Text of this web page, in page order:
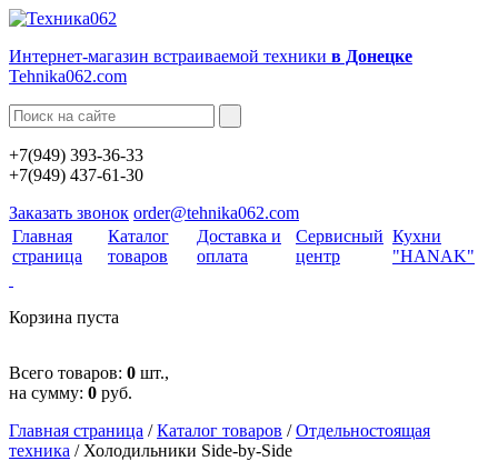
Интернет-магазин встраиваемой техники в Донецке
Tehnika062.com
+7(949) 393-36-33
+7(949) 437-61-30
Заказать звонок order@tehnika062.com
Главная
страница
Каталог
товаров
Доставка и
оплата
Сервисный
центр
Кухни
"HANAK"
Корзина пуста
Всего товаров: 0 шт.,
на сумму: 0 руб.
Главная страница /Каталог товаров /Отдельностоящая
техника / Холодильники Side-by-Side